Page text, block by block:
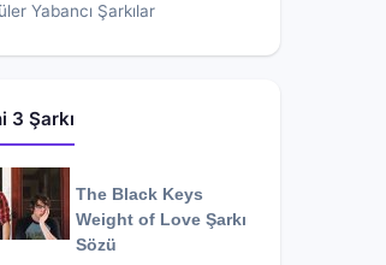
Yabancı Şarkılar
3 Şarkı
The Black Keys
Weight of Love Şarkı
Sözü